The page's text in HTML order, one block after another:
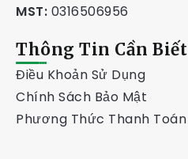
MST: 0316506956
Thông Tin Cần Biết
Điều Khoản Sử Dụng
Chính Sách Bảo Mật
Phương Thức Thanh Toán